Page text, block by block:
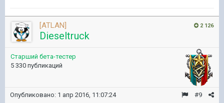
2 126
[ATLAN]
Dieseltruck
Старший бета-тестер
5 330 публикаций
#9
Опубликовано: 1 апр 2016, 11:07:24